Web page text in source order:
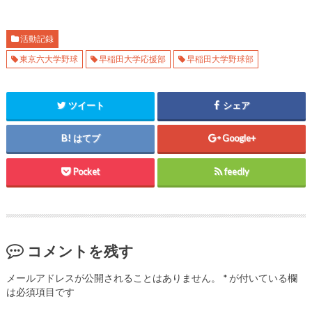
で
開
き
ま
す
し
い
ウ
ド
で
き
す
き
ま
す
活動記録
東京六大学野球
早稲田大学応援部 早稲田大学野球部
ツイート シェア
はてブ Google+
Pocket feedly
コメントを残す
メールアドレスが公開されることはありません。 *が付いている欄
は必須項目です